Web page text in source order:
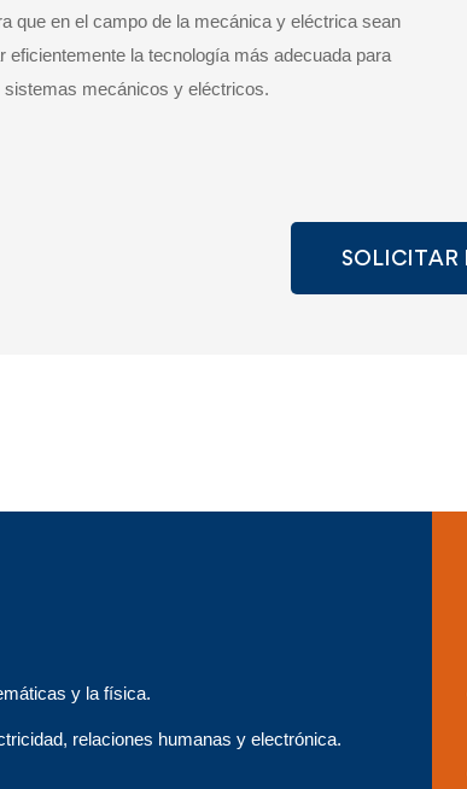
que en el campo de la mecánica y eléctrica sean
la tecnología más adecuada para
mecánicos y eléctricos.
SOLICITAR
y la física.
relaciones humanas y electrónica.